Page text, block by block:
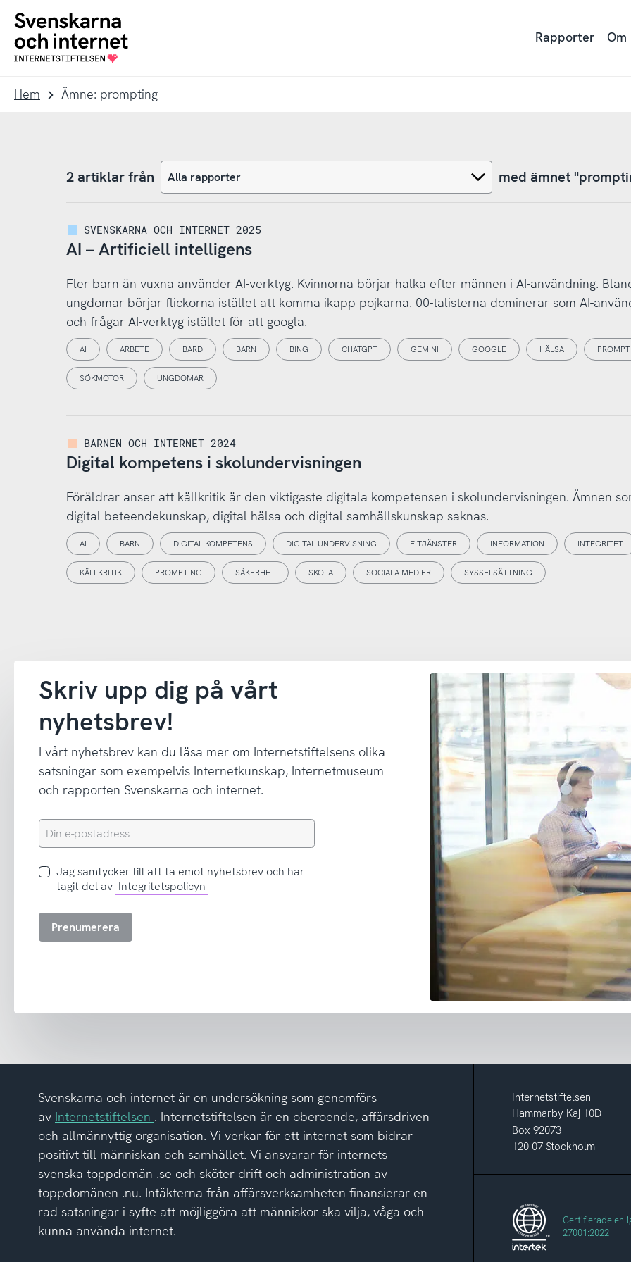
navigation
innehåll
To
startpage
Rapporter Om
Hem Ämne: prompting
2 artiklar från med ämnet
SVENSKARNA OCH INTERNET 2025
AI – Artificiell intelligens
Fler barn än vuxna använder AI-verktyg. Kvinnorna börjar halka efter männen i AI-användning.
ungdomar börjar flickorna istället att komma ikapp pojkarna. 00-talisterna dominerar som AI-
och frågar AI-verktyg istället för att googla.
AI ARBETE BARD BARN BING CHATGPT GEMINI GOOGLE HÄLSA
SÖKMOTOR UNGDOMAR
BARNEN OCH INTERNET 2024
Digital kompetens i skolundervisningen
Föräldrar anser att källkritik är den viktigaste digitala kompetensen i skolundervisningen. Ämnen
digital beteendekunskap, digital hälsa och digital samhällskunskap saknas.
AI BARN DIGITAL KOMPETENS DIGITAL UNDERVISNING E-TJÄNSTER INFORMATION INTEGRITET
KÄLLKRITIK PROMPTING SÄKERHET SKOLA SOCIALA MEDIER SYSSELSÄTTNING
Skriv upp dig på vårt
nyhetsbrev!
I vårt nyhetsbrev kan du läsa mer om Internetstiftelsens olika
satsningar som exempelvis Internetkunskap, Internetmuseum
och rapporten Svenskarna och internet.
Din
e-
Jag
samtycker
att
tagit
integritetspolicyn
Jag samtycker till att ta emot nyhetsbrev och har
tagit del av Integritetspolicyn
Prenumerera
Svenskarna och internet är en undersökning som genomförs
av Internetstiftelsen . Internetstiftelsen är en oberoende, affärsdriven
och allmännyttig organisation. Vi verkar för ett internet som bidrar
positivt till människan och samhället. Vi ansvarar för internets
svenska toppdomän .se och sköter drift och administration av
toppdomänen .nu. Intäkterna från affärsverksamheten finansierar en
rad satsningar i syfte att möjliggöra att människor ska vilja, våga och
kunna använda internet.
Internetstiftelsen
Hammarby Kaj 10D
Box 92073
120 07 Stockholm
Certifierade
27001:2022